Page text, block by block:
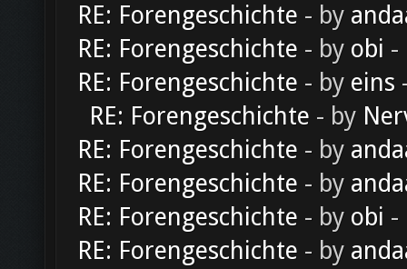
RE: Forengeschichte - by
RE: Forengeschichte - by obi -
RE: Forengeschichte - by eins
RE: Forengeschichte - by
RE: Forengeschichte - by
RE: Forengeschichte - by
RE: Forengeschichte - by obi -
RE: Forengeschichte - by